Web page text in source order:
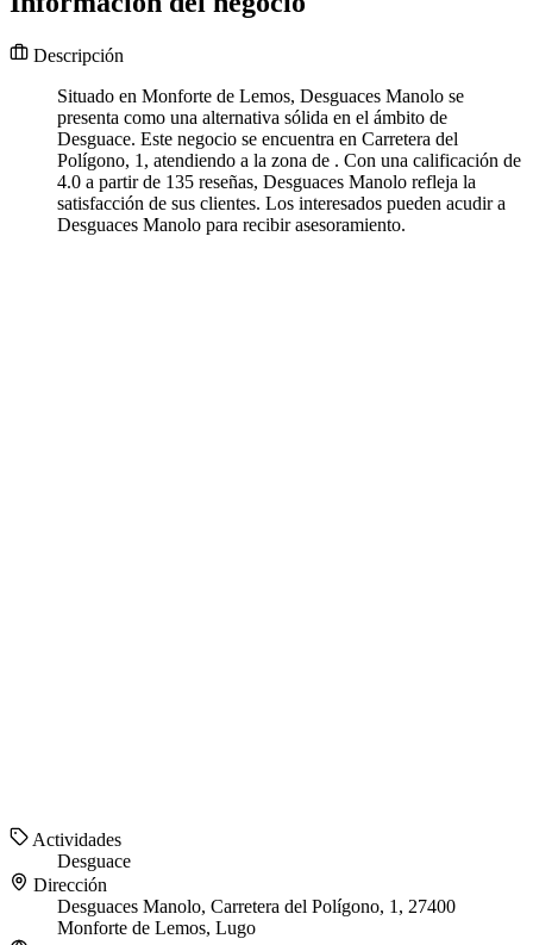
Descripción
Situado en Monforte de Lemos, Desguaces Manolo se
presenta como una alternativa sólida en el ámbito de
Desguace. Este negocio se encuentra en Carretera del
Polígono, 1, atendiendo a la zona de . Con una calificación de
4.0 a partir de 135 reseñas, Desguaces Manolo refleja la
satisfacción de sus clientes. Los interesados pueden acudir a
Desguaces Manolo para recibir asesoramiento.
Actividades
Desguace
Dirección
Desguaces Manolo, Carretera del Polígono, 1, 27400
Monforte de Lemos, Lugo